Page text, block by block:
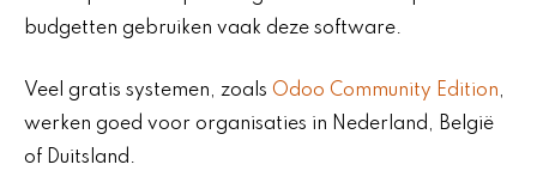
budgetten gebruiken vaak deze software.
Veel gratis systemen, zoals Odoo Community Edition,
werken goed voor organisaties in Nederland, België
of Duitsland.